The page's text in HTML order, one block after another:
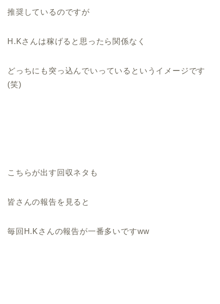
推奨しているのですが
H.Kさんは稼げると思ったら関係なく
どっちにも突っ込んでいっているというイメージです
(笑)
こちらが出す回収ネタも
皆さんの報告を見ると
毎回H.Kさんの報告が一番多いですww